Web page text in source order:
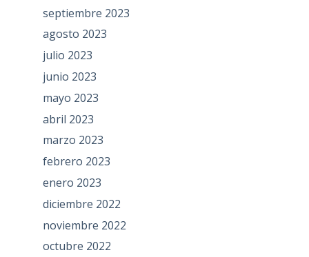
septiembre 2023
agosto 2023
julio 2023
junio 2023
mayo 2023
abril 2023
marzo 2023
febrero 2023
enero 2023
diciembre 2022
noviembre 2022
octubre 2022